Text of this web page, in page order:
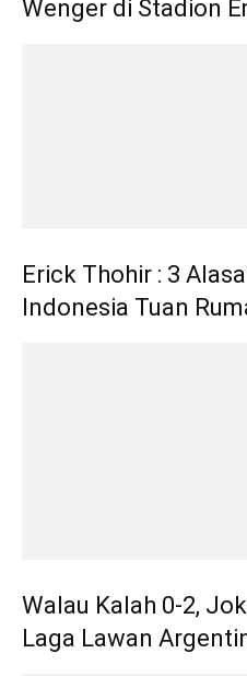
Wenger di Stadion
Erick Thohir : 3
Indonesia Tuan
Walau Kalah 0-2,
Laga Lawan